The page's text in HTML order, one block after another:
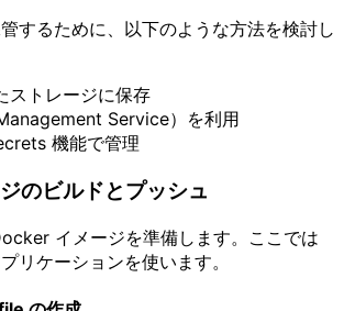
するために、以下のような方法を検討し
ストレージに保存
Service）を利用
機能で管理
のビルドとプッシュ
イメージを準備します。ここでは
リケーションを使います。